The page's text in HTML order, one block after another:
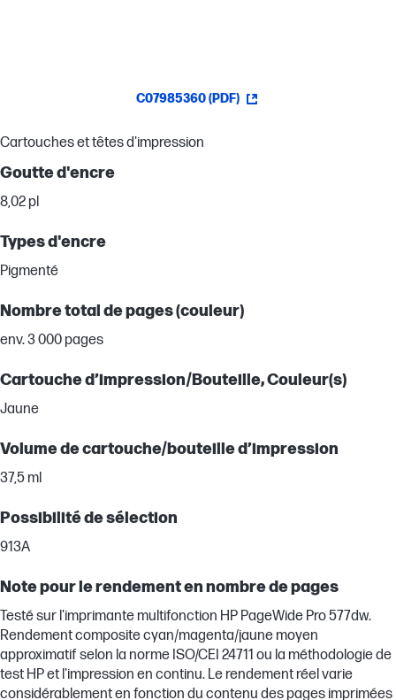
C07985360 (PDF)
Cartouches et têtes d'impression
Goutte d'encre
8,02 pl
Types d'encre
Pigmenté
Nombre total de pages (couleur)
env. 3 000 pages
Cartouche d’impression/Bouteille, Couleur(s)
Jaune
Volume de cartouche/bouteille d’impression
37,5 ml
Possibilité de sélection
913A
Note pour le rendement en nombre de pages
Testé sur l'imprimante multifonction HP PageWide Pro 577dw.
Rendement composite cyan/magenta/jaune moyen
approximatif selon la norme ISO/CEI 24711 ou la méthodologie de
test HP et l'impression en continu. Le rendement réel varie
considérablement en fonction du contenu des pages imprimées